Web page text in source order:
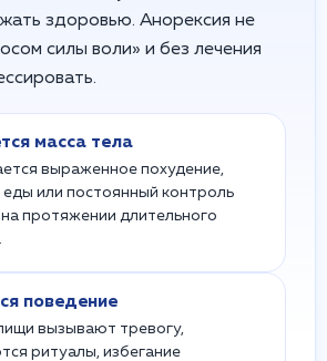
здоровью. Анорексия не
силы воли» и без лечения
масса тела
выраженное похудение,
еды или постоянный контроль
протяжении длительного
поведение
вызывают тревогу,
ритуалы, избегание